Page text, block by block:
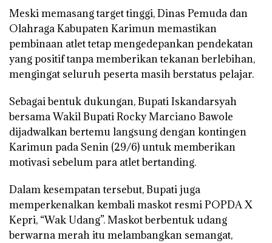
Meski memasang target tinggi, Dinas Pemuda dan
Olahraga Kabupaten Karimun memastikan
pembinaan atlet tetap mengedepankan pendekatan
yang positif tanpa memberikan tekanan berlebihan,
mengingat seluruh peserta masih berstatus pelajar.
Sebagai bentuk dukungan, Bupati Iskandarsyah
bersama Wakil Bupati Rocky Marciano Bawole
dijadwalkan bertemu langsung dengan kontingen
Karimun pada Senin (29/6) untuk memberikan
motivasi sebelum para atlet bertanding.
Dalam kesempatan tersebut, Bupati juga
memperkenalkan kembali maskot resmi POPDA X
Kepri, “Wak Udang”. Maskot berbentuk udang
berwarna merah itu melambangkan semangat,